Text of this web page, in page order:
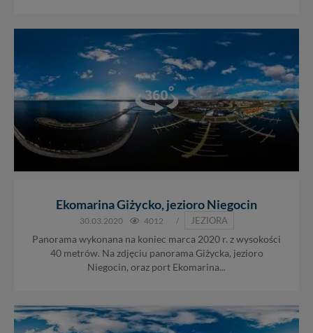
Ekomarina Giżycko, jezioro Niegocin
30.03.2020 4012 /
JEZIORA
Panorama wykonana na koniec marca 2020 r. z wysokości
40 metrów. Na zdjęciu panorama Giżycka, jezioro
Niegocin, oraz port Ekomarina...